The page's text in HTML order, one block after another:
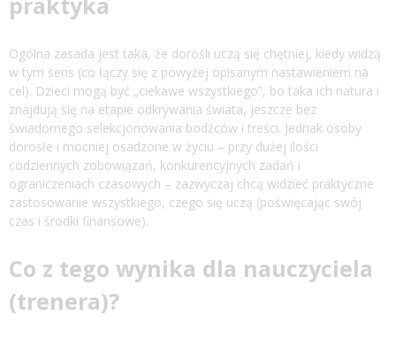
Ogólna zasada jest taka, że dorośli uczą się chętniej, kiedy widzą
w tym sens (co łączy się z powyżej opisanym nastawieniem na
cel). Dzieci mogą być „ciekawe wszystkiego”, bo taka ich natura i
znajdują się na etapie odkrywania świata, jeszcze bez
świadomego selekcjonowania bodźców i treści. Jednak osoby
dorosłe i mocniej osadzone w życiu – przy dużej ilości
codziennych zobowiązań, konkurencyjnych zadań i
ograniczeniach czasowych – zazwyczaj chcą widzieć praktyczne
zastosowanie wszystkiego, czego się uczą (poświęcając swój
czas i środki finansowe).
Co z tego wynika dla nauczyciela
(trenera)?